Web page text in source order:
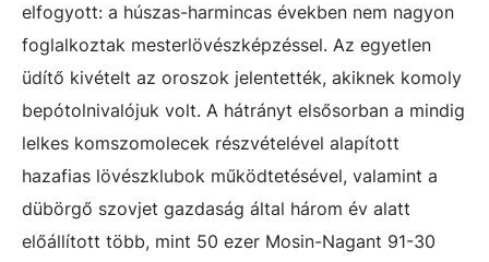
elfogyott: a húszas-harmincas években nem nagyon
foglalkoztak mesterlövészképzéssel. Az egyetlen
üdítő kivételt az oroszok jelentették, akiknek komoly
bepótolnivalójuk volt. A hátrányt elsősorban a mindig
lelkes komszomolecek részvételével alapított
hazafias lövészklubok működtetésével, valamint a
dübörgő szovjet gazdaság által három év alatt
előállított több, mint 50 ezer Mosin-Nagant 91-30